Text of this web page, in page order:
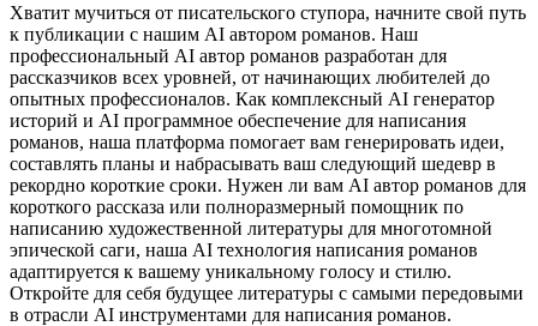
Хватит мучиться от писательского ступора, начните свой путь
к публикации с нашим AI автором романов. Наш
профессиональный AI автор романов разработан для
рассказчиков всех уровней, от начинающих любителей до
опытных профессионалов. Как комплексный AI генератор
историй и AI программное обеспечение для написания
романов, наша платформа помогает вам генерировать идеи,
составлять планы и набрасывать ваш следующий шедевр в
рекордно короткие сроки. Нужен ли вам AI автор романов для
короткого рассказа или полноразмерный помощник по
написанию художественной литературы для многотомной
эпической саги, наша AI технология написания романов
адаптируется к вашему уникальному голосу и стилю.
Откройте для себя будущее литературы с самыми передовыми
в отрасли AI инструментами для написания романов.